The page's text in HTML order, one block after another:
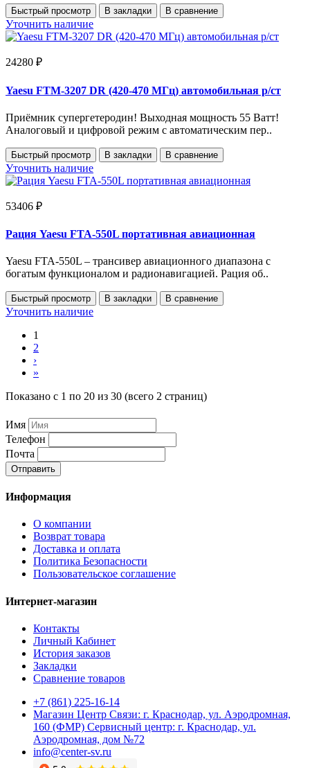
Быстрый просмотр В закладки В сравнение
Уточнить наличие
24280 ₽
Yaesu FTM-3207 DR (420-470 МГц) автомобильная р/ст
Приёмник супергетеродин! Выходная мощность 55 Ватт!
Аналоговый и цифровой режим с автоматическим пер..
Быстрый просмотр В закладки В сравнение
Уточнить наличие
53406 ₽
Рация Yaesu FTA-550L портативная авиационная
Yaesu FTA-550L – трансивер авиационного диапазона с
богатым функционалом и радионавигацией. Рация об..
Быстрый просмотр В закладки В сравнение
Уточнить наличие
1
2
›
»
Показано с 1 по 20 из 30 (всего 2 страниц)
Имя
Телефон
Почта
Отправить
Информация
О компании
Возврат товара
Доставка и оплата
Политика Безопасности
Пользовательское соглашение
Интернет-магазин
Контакты
Личный Кабинет
История заказов
Закладки
Сравнение товаров
+7 (861) 225-16-14
Магазин Центр Связи: г. Краснодар, ул. Аэродромная,
160 (ФМР) Сервисный центр: г. Краснодар, ул.
Аэродромная, дом №72
info@center-sv.ru